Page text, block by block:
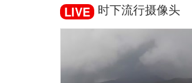
LIVE 时下流行摄像头